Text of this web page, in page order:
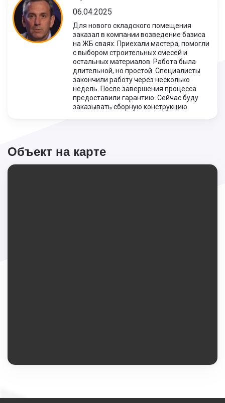
06.04.2025
Для нового складского помещения
заказал в компании возведение базиса
на ЖБ сваях. Приехали мастера, помогли
с выбором строительных смесей и
остальных материалов. Работа была
длительной, но простой. Специалисты
закончили работу через несколько
недель. После завершения процесса
предоставили гарантию. Сейчас буду
заказывать сборную конструкцию.
Объект на карте